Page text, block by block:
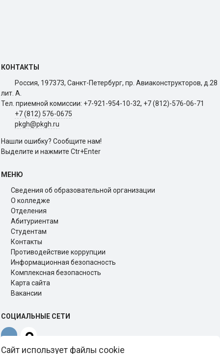
КОНТАКТЫ
Россия, 197373, Санкт-Петербург, пр. Авиаконструкторов, д.28
лит. A.
Тел. приемной комиссии: +7-921-954-10-32, +7 (812)-576-06-71
+7 (812) 576-0675
pkgh@pkgh.ru
Нашли ошибку? Сообщите нам!
Выделите и нажмите Ctr+Enter
МЕНЮ
Сведения об образовательной организации
О колледже
Отделения
Абитуриентам
Студентам
Контакты
Противодействие коррупции
Информационная безопасность
Комплексная безопасность
Карта сайта
Вакансии
СОЦИАЛЬНЫЕ СЕТИ
Сайт использует файлы cookie